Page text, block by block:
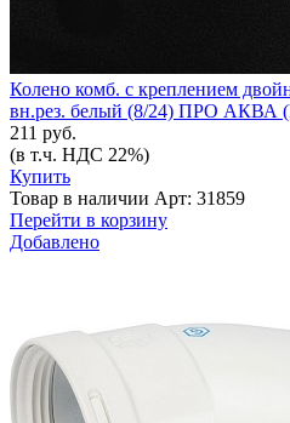
Колено комб. с креплением
вн.рез. белый (8/24) ПРО АКВА
211 руб.
(в т.ч. НДС 22%)
Купить
Товар в наличии Арт: 31859
Перейти в корзину
Добавлено